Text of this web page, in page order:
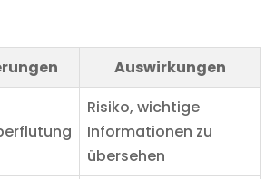
Auswirkungen
Risiko, wichtige
Informationen zu
übersehen